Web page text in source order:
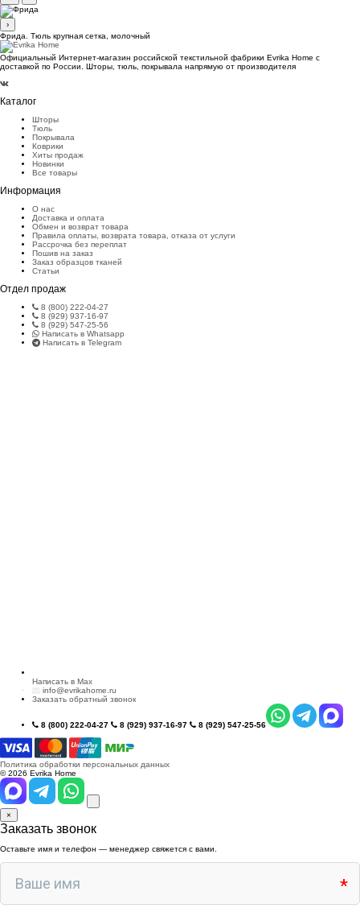
›
Фрида. Тюль крупная сетка, молочный
Официальный Интернет-магазин российской текстильной фабрики Evrika Home c
доставкой по России. Шторы, тюль, покрывала напрямую от производителя
Каталог
Шторы
Тюль
Покрывала
Коврики
Хиты продаж
Новинки
Все товары
Информация
О нас
Доставка и оплата
Обмен и возврат товара
Правила оплаты, возврата товара, отказа от услуги
Рассрочка без переплат
Пошив на заказ
Заказ образцов тканей
Статьи
Отдел продаж
8 (800) 222-04-27
8 (929) 937-16-97
8 (929) 547-25-56
Написать в Whatsapp
Написать в Telegram
Написать в Max
info@evrikahome.ru
Заказать обратный звонок
8 (800) 222-04-27 8 (929) 937-16-97 8 (929) 547-25-56
Политика обработки персональных данных
© 2026 Evrika Home
×
Заказать звонок
Оставьте имя и телефон — менеджер свяжется с вами.